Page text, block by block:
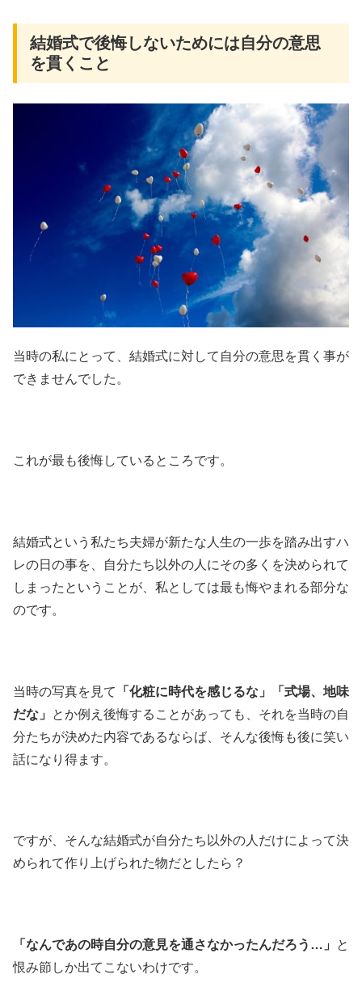
結婚式で後悔しないためには自分の意思
を貫くこと
当時の私にとって、結婚式に対して自分の意思を貫く事が
できませんでした。
これが最も後悔しているところです。
結婚式という私たち夫婦が新たな人生の一歩を踏み出すハ
レの日の事を、自分たち以外の人にその多くを決められて
しまったということが、私としては最も悔やまれる部分な
のです。
当時の写真を見て
「化粧に時代を感じるな」「式場、地味
だな」
とか例え後悔することがあっても、それを当時の自
分たちが決めた内容であるならば、そんな後悔も後に笑い
話になり得ます。
ですが、そんな結婚式が自分たち以外の人だけによって決
められて作り上げられた物だとしたら？
「なんであの時自分の意見を通さなかったんだろう…」
と
恨み節しか出てこないわけです。